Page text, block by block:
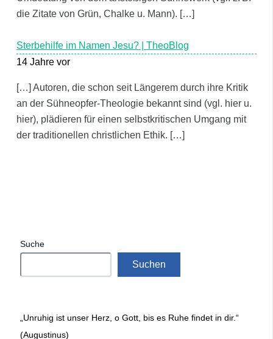
die Zitate von Grün, Chalke u. Mann). […]
Sterbehilfe im Namen Jesu? | TheoBlog
14 Jahre vor
[…] Autoren, die schon seit Längerem durch ihre Kritik
an der Sühneopfer-Theologie bekannt sind (vgl. hier u.
hier), plädieren für einen selbstkritischen Umgang mit
der traditionellen christlichen Ethik. […]
Suche
Suchen
„Unruhig ist unser Herz, o Gott, bis es Ruhe findet in dir.“
(Augustinus)